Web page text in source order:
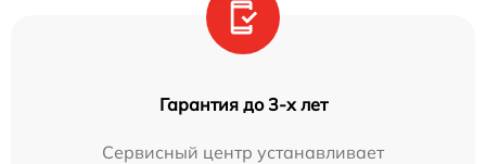
Гарантия до 3-х лет
Сервисный центр устанавливает